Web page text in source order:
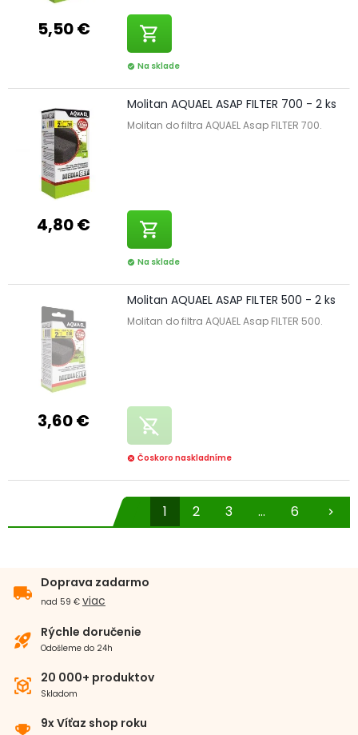
5,50 € shopping_cart
check_circle Na sklade
4,80 €
Molitan AQUAEL ASAP FILTER 700 - 2 ks
Molitan do filtra AQUAEL Asap FILTER 700.
shopping_cart
check_circle Na sklade
3,60 €
Molitan AQUAEL ASAP FILTER 500 - 2 ks
Molitan do filtra AQUAEL Asap FILTER 500.
remove_shopping_cart
cancel Čoskoro naskladníme
1 2 3 ... 6 chevron_right
local_shipping
Doprava zadarmo
nad 59 € viac
rocket_launch Rýchle doručenie
Odošleme do 24h
view_in_ar 20 000+ produktov
Skladom
9x Víťaz shop roku